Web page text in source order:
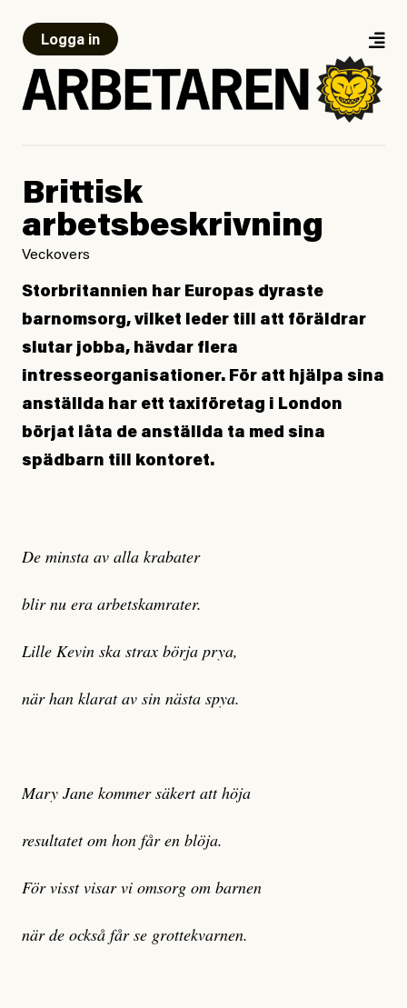
Logga in
Brittisk
arbetsbeskrivning
Veckovers
Storbritannien har Europas dyraste
barnomsorg, vilket leder till att föräldrar
slutar jobba, hävdar flera
intresseorganisationer. För att hjälpa sina
anställda har ett taxiföretag i London
börjat låta de anställda ta med sina
spädbarn till kontoret.
De minsta av alla krabater
blir nu era arbetskamrater.
Lille Kevin ska strax börja prya,
när han klarat av sin nästa spya.
Mary Jane kommer säkert att höja
resultatet om hon får en blöja.
För visst visar vi omsorg om barnen
när de också får se grottekvarnen.